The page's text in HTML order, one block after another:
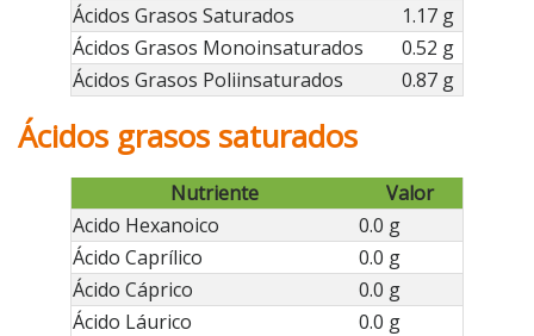
Ácidos Grasos Saturados
1.17 g
Ácidos Grasos Monoinsaturados
0.52 g
Ácidos Grasos Poliinsaturados
0.87 g
Ácidos grasos saturados
Nutriente
Valor
Acido Hexanoico
0.0 g
Ácido Caprílico
0.0 g
Ácido Cáprico
0.0 g
Ácido Láurico
0.0 g